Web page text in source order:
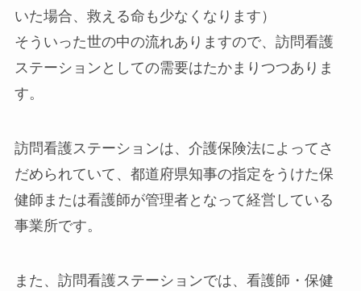
いた場合、救える命も少なくなります）
そういった世の中の流れありますので、訪問看護
ステーションとしての需要はたかまりつつありま
す。
訪問看護ステーションは、介護保険法によってさ
だめられていて、都道府県知事の指定をうけた保
健師または看護師が管理者となって経営している
事業所です。
また、訪問看護ステーションでは、看護師・保健